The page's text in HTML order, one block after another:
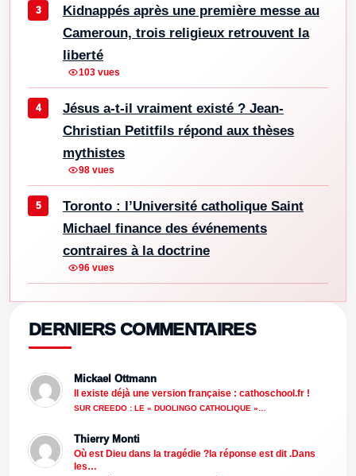
Kidnappés après une première messe au
Cameroun, trois religieux retrouvent la
liberté
103 vues
Jésus a-t-il vraiment existé ? Jean-
Christian Petitfils répond aux thèses
mythistes
98 vues
Toronto : l’Université catholique Saint
Michael finance des événements
contraires à la doctrine
96 vues
DERNIERS COMMENTAIRES
Mickael Ottmann
Il existe déjà une version française : cathoschool.fr !
SUR CREEDO : LE « DUOLINGO CATHOLIQUE »…
Thierry Monti
Où est Dieu dans la tragédie ?la réponse est dit .Dans
les…